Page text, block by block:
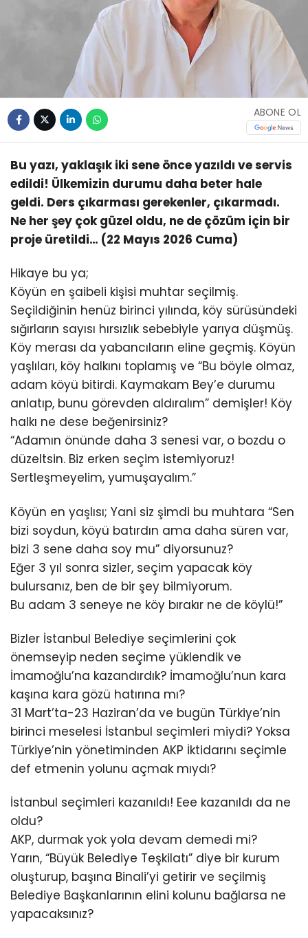
ABONE OL
Bu yazı, yaklaşık iki sene önce yazıldı ve servis
edildi! Ülkemizin durumu daha beter hale
geldi. Ders çıkarması gerekenler, çıkarmadı.
Ne her şey çok güzel oldu, ne de çözüm için bir
proje üretildi… (22 Mayıs 2026 Cuma)
Hikaye bu ya;
Köyün en şaibeli kişisi muhtar seçilmiş.
Seçildiğinin henüz birinci yılında, köy sürüsündeki
sığırların sayısı hırsızlık sebebiyle yarıya düşmüş.
Köy merası da yabancıların eline geçmiş. Köyün
yaşlıları, köy halkını toplamış ve “Bu böyle olmaz,
adam köyü bitirdi. Kaymakam Bey’e durumu
anlatıp, bunu görevden aldıralım” demişler! Köy
halkı ne dese beğenirsiniz?
“Adamın önünde daha 3 senesi var, o bozdu o
düzeltsin. Biz erken seçim istemiyoruz!
Sertleşmeyelim, yumuşayalım.”
Köyün en yaşlısı; Yani siz şimdi bu muhtara “Sen
bizi soydun, köyü batırdın ama daha süren var,
bizi 3 sene daha soy mu” diyorsunuz?
Eğer 3 yıl sonra sizler, seçim yapacak köy
bulursanız, ben de bir şey bilmiyorum.
Bu adam 3 seneye ne köy bırakır ne de köylü!”
Bizler İstanbul Belediye seçimlerini çok
önemseyip neden seçime yüklendik ve
İmamoğlu’na kazandırdık? İmamoğlu’nun kara
kaşına kara gözü hatırına mı?
31 Mart’ta-23 Haziran’da ve bugün Türkiye’nin
birinci meselesi İstanbul seçimleri miydi? Yoksa
Türkiye’nin yönetiminden AKP İktidarını seçimle
def etmenin yolunu açmak mıydı?
İstanbul seçimleri kazanıldı! Eee kazanıldı da ne
oldu?
AKP, durmak yok yola devam demedi mi?
Yarın, “Büyük Belediye Teşkilatı” diye bir kurum
oluşturup, başına Binali’yi getirir ve seçilmiş
Belediye Başkanlarının elini kolunu bağlarsa ne
yapacaksınız?